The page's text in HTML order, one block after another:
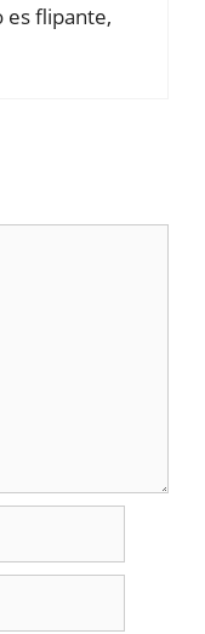
es flipante,